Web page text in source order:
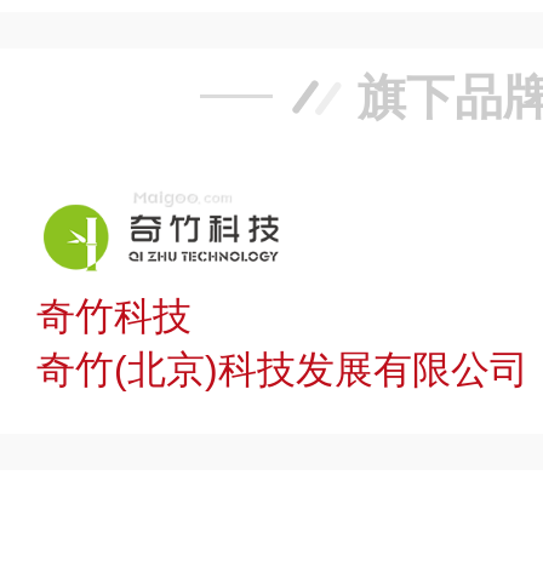
旗下品
奇竹科技
奇竹(北京)科技发展有限公司